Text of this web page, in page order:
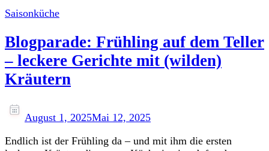
Saisonküche
Blogparade: Frühling auf dem Teller
– leckere Gerichte mit (wilden)
Kräutern
August 1, 2025Mai 12, 2025
Endlich ist der Frühling da – und mit ihm die ersten